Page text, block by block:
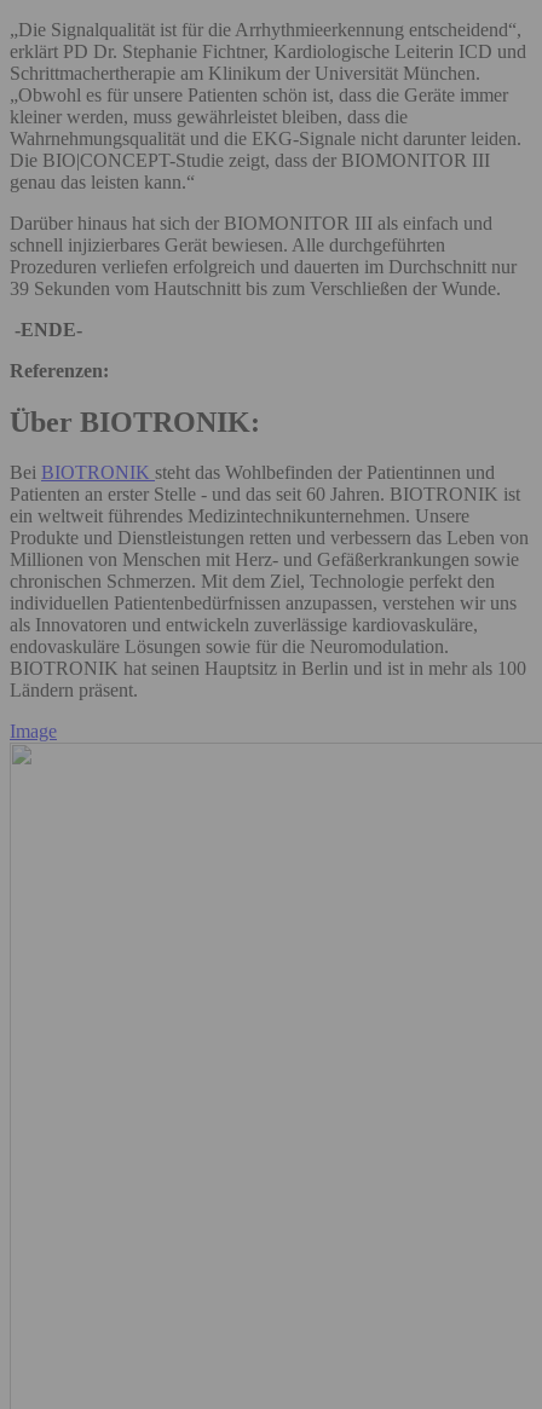
„Die Signalqualität ist für die Arrhythmieerkennung entscheidend“,
erklärt PD Dr. Stephanie Fichtner, Kardiologische Leiterin ICD und
Schrittmachertherapie am Klinikum der Universität München.
„Obwohl es für unsere Patienten schön ist, dass die Geräte immer
kleiner werden, muss gewährleistet bleiben, dass die
Wahrnehmungsqualität und die EKG-Signale nicht darunter leiden.
Die BIO|CONCEPT-Studie zeigt, dass der BIOMONITOR III
genau das leisten kann.“
Darüber hinaus hat sich der BIOMONITOR III als einfach und
schnell injizierbares Gerät bewiesen. Alle durchgeführten
Prozeduren verliefen erfolgreich und dauerten im Durchschnitt nur
39 Sekunden vom Hautschnitt bis zum Verschließen der Wunde.
-ENDE-
Referenzen:
Über BIOTRONIK:
Bei BIOTRONIK steht das Wohlbefinden der Patientinnen und
Patienten an erster Stelle - und das seit 60 Jahren. BIOTRONIK ist
ein weltweit führendes Medizintechnikunternehmen. Unsere
Produkte und Dienstleistungen retten und verbessern das Leben von
Millionen von Menschen mit Herz- und Gefäßerkrankungen sowie
chronischen Schmerzen. Mit dem Ziel, Technologie perfekt den
individuellen Patientenbedürfnissen anzupassen, verstehen wir uns
als Innovatoren und entwickeln zuverlässige kardiovaskuläre,
endovaskuläre Lösungen sowie für die Neuromodulation.
BIOTRONIK hat seinen Hauptsitz in Berlin und ist in mehr als 100
Ländern präsent.
Image